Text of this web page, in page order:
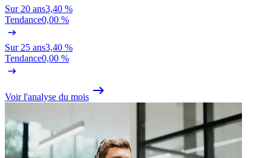
Sur 20 ans3,40 %
Tendance0,00 %
Sur 25 ans3,40 %
Tendance0,00 %
Voir l'analyse du mois